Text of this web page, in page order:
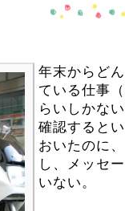
年末からど
ている仕事
らいしかな
確認すると
おいたのに
し、メッセ
いない。